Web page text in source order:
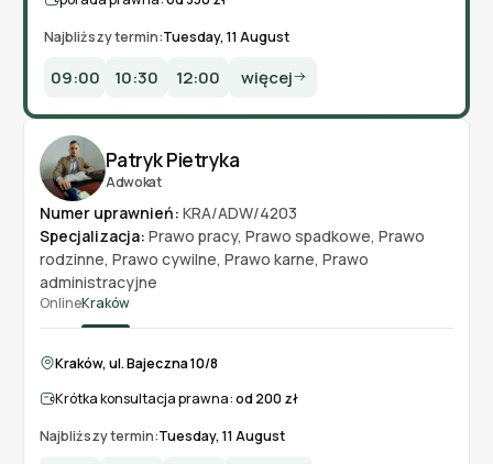
Najbliższy termin:Tuesday, 11 August
09:00 10:30 12:00 więcej
Adwokat
Patryk Pietryka
Numer uprawnień: KRA/ADW/4203
Specjalizacja: Prawo pracy, Prawo spadkowe, Prawo
rodzinne, Prawo cywilne, Prawo karne, Prawo
administracyjne
OnlineKraków
Kraków, ul. Bajeczna 10/8
Krótka konsultacja prawna:od 200 zł
Najbliższy termin:Tuesday, 11 August